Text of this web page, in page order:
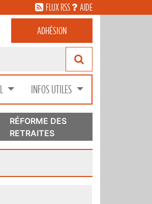
FLUX RSS AIDE
ADHÉSION
INFOS UTILES
RÉFORME DES
RETRAITES